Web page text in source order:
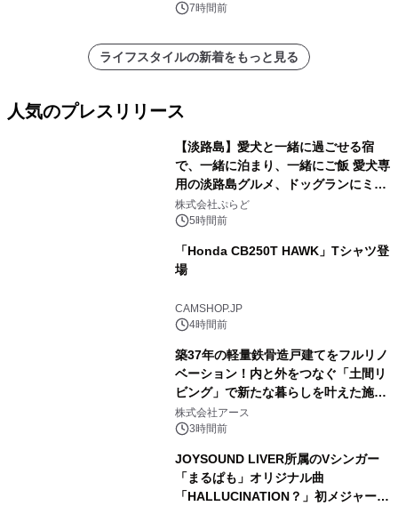
7時間前
ライフスタイルの新着をもっと見る
人気のプレスリリース
【淡路島】愛犬と一緒に過ごせる宿
で、一緒に泊まり、一緒にご飯 愛犬専
用の淡路島グルメ、ドッグランにミニ
プール グランピングとトレーラーハウ
スの2施設で
株式会社ぷらど
5時間前
「Honda CB250T HAWK」Tシャツ登
場
CAMSHOP.JP
4時間前
築37年の軽量鉄骨造戸建てをフルリノ
ベーション！内と外をつなぐ「土間リ
ビング」で新たな暮らしを叶えた施工
事例を株式会社アースが公開
株式会社アース
3時間前
JOYSOUND LIVER所属のVシンガー
「まるぱも」オリジナル曲
「HALLUCINATION？」初メジャー配